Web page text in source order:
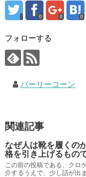
0 0 0
フォローする
バーリーコーン
関連記事
なぜ人は靴を履くの
格を引き上げるもの
この前の投稿である、クロ
介するうえで、少し話が出